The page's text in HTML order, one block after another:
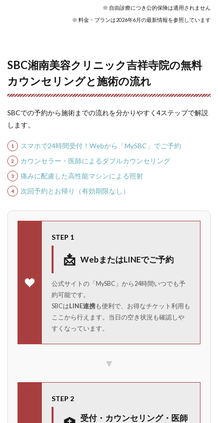
※ 自由診療につき公的保険は適用されません
※ 料金・プランは2026年6月の最新情報を参照しています
SBC湘南美容クリニック吉祥寺院の無料
カウンセリングと施術の流れ
SBCでの予約から施術までの流れを分かりやすく4ステップで解説
します。
スマホで24時間受付！Webから「MySBC」でご予約
カウンセラー・医師によるダブルカウンセリング
痛みに配慮した高性能マシンによる照射
次回予約とお帰り（有効期限なし）
STEP 1
📩 WebまたはLINEでご予約
公式サイトの「MySBC」から24時間いつでも予
約可能です。
SBCは LINE連携も便利で、お得なチケット利用も
ここから行えます。当日の空き状況も確認しや
すくなっています。
▼
STEP 2
受付・カウンセリング・医師